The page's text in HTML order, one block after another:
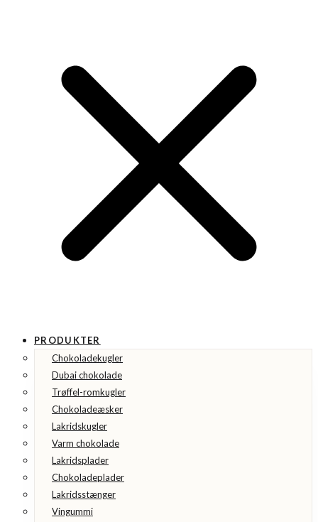
PRODUKTER
Chokoladekugler
Dubai chokolade
Trøffel-romkugler
Chokoladeæsker
Lakridskugler
Varm chokolade
Lakridsplader
Chokoladeplader
Lakridsstænger
Vingummi